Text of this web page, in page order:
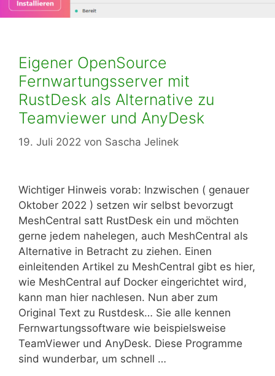
Eigener OpenSource
Fernwartungsserver mit
RustDesk als Alternative zu
Teamviewer und AnyDesk
19. Juli 2022 von Sascha Jelinek
Wichtiger Hinweis vorab: Inzwischen ( genauer
Oktober 2022 ) setzen wir selbst bevorzugt
MeshCentral satt RustDesk ein und möchten
gerne jedem nahelegen, auch MeshCentral als
Alternative in Betracht zu ziehen. Einen
einleitenden Artikel zu MeshCentral gibt es hier,
wie MeshCentral auf Docker eingerichtet wird,
kann man hier nachlesen. Nun aber zum
Original Text zu Rustdesk… Sie alle kennen
Fernwartungssoftware wie beispielsweise
TeamViewer und AnyDesk. Diese Programme
sind wunderbar, um schnell …